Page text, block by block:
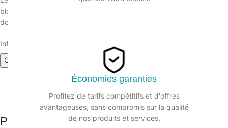
Économies garanties
Profitez de tarifs compétitifs et d'offres
avantageuses, sans compromis sur la qualité
de nos produits et services.
blanche. Grand rouleau compatible avec nos distributeur de PH
domestique.
Informations sur le produit :
Certificat ECOLABEL
Fiche technique
Produits similaires